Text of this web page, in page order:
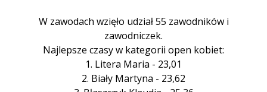
W zawodach wzięło udział 55 zawodników i
zawodniczek.
Najlepsze czasy w kategorii open kobiet:
1. Litera Maria - 23,01
2. Biały Martyna - 23,62